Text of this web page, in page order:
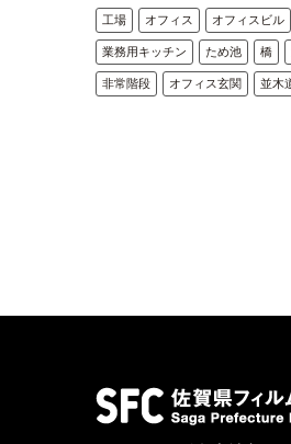
工場 オフィス オフィスビル
業務用キッチン ため池 橋
非常階段 オフィス玄関 並木